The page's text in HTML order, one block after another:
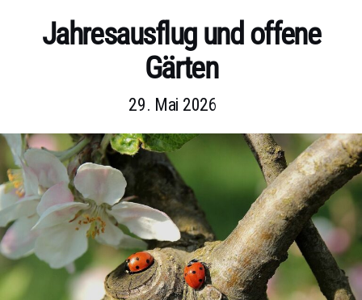
KategorienJahresausflug und offene
Gärten
29. Mai 2026